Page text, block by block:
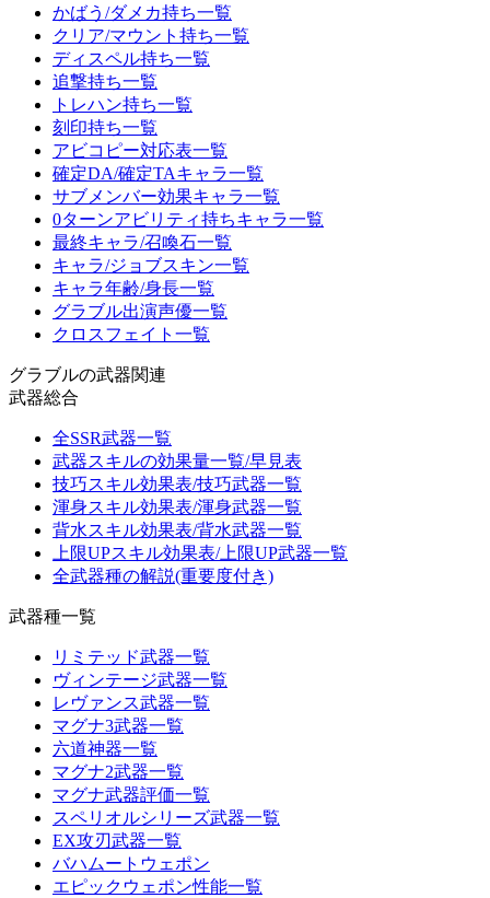
かばう/ダメカ持ち一覧
クリア/マウント持ち一覧
ディスペル持ち一覧
追撃持ち一覧
トレハン持ち一覧
刻印持ち一覧
アビコピー対応表一覧
確定DA/確定TAキャラ一覧
サブメンバー効果キャラ一覧
0ターンアビリティ持ちキャラ一覧
最終キャラ/召喚石一覧
キャラ/ジョブスキン一覧
キャラ年齢/身長一覧
グラブル出演声優一覧
クロスフェイト一覧
グラブルの武器関連
武器総合
全SSR武器一覧
武器スキルの効果量一覧/早見表
技巧スキル効果表/技巧武器一覧
渾身スキル効果表/渾身武器一覧
背水スキル効果表/背水武器一覧
上限UPスキル効果表/上限UP武器一覧
全武器種の解説(重要度付き)
武器種一覧
リミテッド武器一覧
ヴィンテージ武器一覧
レヴァンス武器一覧
マグナ3武器一覧
六道神器一覧
マグナ2武器一覧
マグナ武器評価一覧
スペリオルシリーズ武器一覧
EX攻刃武器一覧
バハムートウェポン
エピックウェポン性能一覧